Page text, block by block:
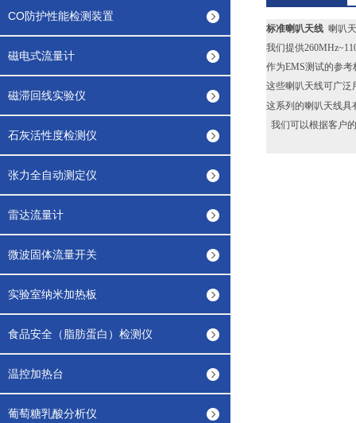
CO防护性能检测装置
磁电式流量计
磁滞回线实验仪
石灰活性度检测仪
张力全自动测定仪
雷达流量计
微波固体流量开关
实验室纳米加热板
食品安全（脂肪蛋白）检测仪
温控加热台
葡萄糖乳酸分析仪
标准喇叭天线 喇叭
我们提供
作为EMS测试的参考
这些喇叭天线可广泛
这系列的喇叭天线具
我们可以根据客户